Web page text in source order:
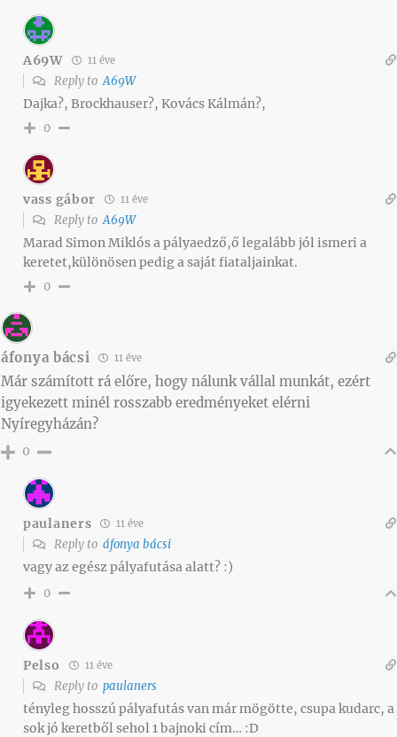
A69W 11 éve
Reply toA69W
Dajka?, Brockhauser?, Kovács Kálmán?,
0
vass gábor 11 éve
Reply toA69W
Marad Simon Miklós a pályaedző,ő legalább jól ismeri a
keretet,különösen pedig a saját fiataljainkat.
0
áfonya bácsi 11 éve
Már számított rá előre, hogy nálunk vállal munkát, ezért
igyekezett minél rosszabb eredményeket elérni
Nyíregyházán?
0
paulaners 11 éve
Reply to áfonya bácsi
vagy az egész pályafutása alatt? :)
0
Pelso 11 éve
Reply to paulaners
tényleg hosszú pályafutás van már mögötte, csupa kudarc, a
sok jó keretből sehol 1 bajnoki cím… :D